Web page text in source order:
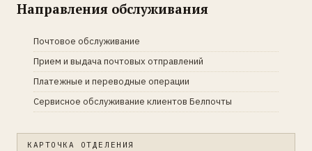
Направления обслуживания
Почтовое обслуживание
Прием и выдача почтовых отправлений
Платежные и переводные операции
Сервисное обслуживание клиентов Белпочты
КАРТОЧКА ОТДЕЛЕНИЯ